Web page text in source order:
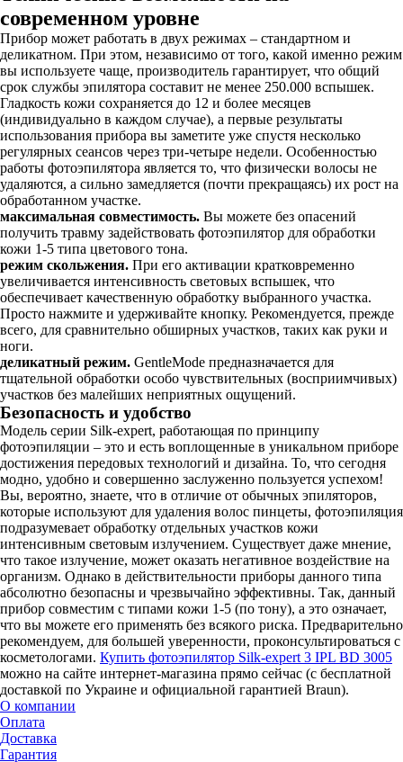
современном уровне
Прибор может работать в двух режимах – стандартном и
деликатном. При этом, независимо от того, какой именно режим
вы используете чаще, производитель гарантирует, что общий
срок службы эпилятора составит не менее 250.000 вспышек.
Гладкость кожи сохраняется до 12 и более месяцев
(индивидуально в каждом случае), а первые результаты
использования прибора вы заметите уже спустя несколько
регулярных сеансов через три-четыре недели. Особенностью
работы фотоэпилятора является то, что физически волосы не
удаляются, а сильно замедляется (почти прекращаясь) их рост на
обработанном участке.
максимальная совместимость. Вы можете без опасений
получить травму задействовать фотоэпилятор для обработки
кожи 1-5 типа цветового тона.
режим скольжения. При его активации кратковременно
увеличивается интенсивность световых вспышек, что
обеспечивает качественную обработку выбранного участка.
Просто нажмите и удерживайте кнопку. Рекомендуется, прежде
всего, для сравнительно обширных участков, таких как руки и
ноги.
деликатный режим. GentleMode предназначается для
тщательной обработки особо чувствительных (восприимчивых)
участков без малейших неприятных ощущений.
Безопасность и удобство
Модель серии Silk-expert, работающая по принципу
фотоэпиляции – это и есть воплощенные в уникальном приборе
достижения передовых технологий и дизайна. То, что сегодня
модно, удобно и совершенно заслуженно пользуется успехом!
Вы, вероятно, знаете, что в отличие от обычных эпиляторов,
которые используют для удаления волос пинцеты, фотоэпиляция
подразумевает обработку отдельных участков кожи
интенсивным световым излучением. Существует даже мнение,
что такое излучение, может оказать негативное воздействие на
организм. Однако в действительности приборы данного типа
абсолютно безопасны и чрезвычайно эффективны. Так, данный
прибор совместим с типами кожи 1-5 (по тону), а это означает,
что вы можете его применять без всякого риска. Предварительно
рекомендуем, для большей уверенности, проконсультироваться с
косметологами. Купить фотоэпилятор Silk-expert 3 IPL BD 3005
можно на сайте интернет-магазина прямо сейчас (с бесплатной
доставкой по Украине и официальной гарантией Braun).
О компании
Оплата
Доставка
Гарантия